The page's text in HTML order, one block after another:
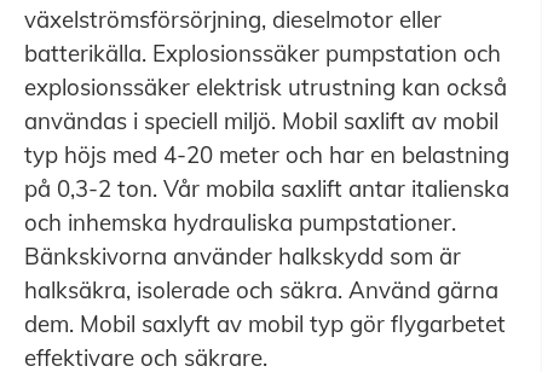
växelströmsförsörjning, dieselmotor eller
batterikälla. Explosionssäker pumpstation och
explosionssäker elektrisk utrustning kan också
användas i speciell miljö. Mobil saxlift av mobil
typ höjs med 4-20 meter och har en belastning
på 0,3-2 ton. Vår mobila saxlift antar italienska
och inhemska hydrauliska pumpstationer.
Bänkskivorna använder halkskydd som är
halksäkra, isolerade och säkra. Använd gärna
dem. Mobil saxlyft av mobil typ gör flygarbetet
effektivare och säkrare.